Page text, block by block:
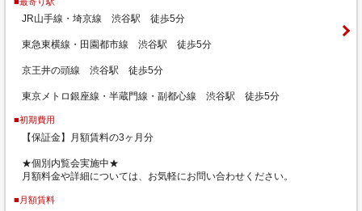
JR山手線・埼京線 渋谷駅 徒歩5分
東急東横線・田園都市線 渋谷駅 徒歩5分
京王井の頭線 渋谷駅 徒歩5分
東京メトロ銀座線・半蔵門線・副都心線 渋谷駅 徒歩5分
■初期費用
【保証金】月額賃料の3ヶ月分
★個別内覧会実施中★
月額料金や詳細については、お気軽にお問い合わせください。
■月額賃料